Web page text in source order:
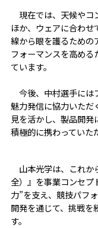
現在では、天候やコ
ほか、ウェアに合わ
線から眼を護るための
フォーマンスを高め
ています。
今後、中村選手には
魅力発信に協力いた
見を活かし、製品開
積極的に携わっていた
山本光学は、これ
全）』を事業コンセプ
力”を支え、競技パフ
開発を通じて、挑戦を
す。